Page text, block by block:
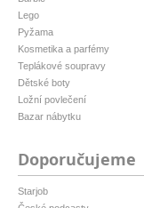
Lego
Pyžama
Kosmetika a parfémy
Teplákové soupravy
Dětské boty
Ložní povlečení
Bazar nábytku
Doporučujeme
Starjob